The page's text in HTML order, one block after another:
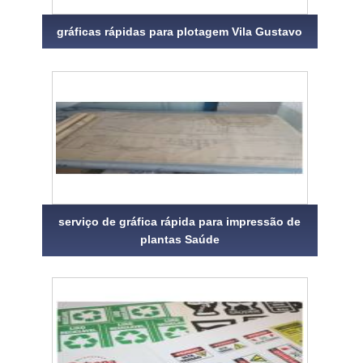
gráficas rápidas para plotagem Vila Gustavo
serviço de gráfica rápida para impressão de
plantas Saúde